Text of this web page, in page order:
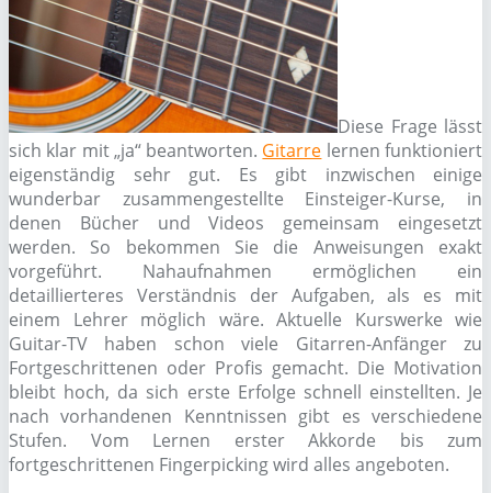
Diese Frage lässt
sich klar mit „ja“ beantworten. Gitarre lernen funktioniert
eigenständig sehr gut. Es gibt inzwischen einige
wunderbar zusammengestellte Einsteiger-Kurse, in
denen Bücher und Videos gemeinsam eingesetzt
werden. So bekommen Sie die Anweisungen exakt
vorgeführt. Nahaufnahmen ermöglichen ein
detaillierteres Verständnis der Aufgaben, als es mit
einem Lehrer möglich wäre. Aktuelle Kurswerke wie
Guitar-TV haben schon viele Gitarren-Anfänger zu
Fortgeschrittenen oder Profis gemacht. Die Motivation
bleibt hoch, da sich erste Erfolge schnell einstellten. Je
nach vorhandenen Kenntnissen gibt es verschiedene
Stufen. Vom Lernen erster Akkorde bis zum
fortgeschrittenen Fingerpicking wird alles angeboten.